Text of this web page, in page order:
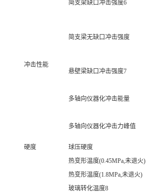
冲击性能
简支梁缺口冲击强度6
简支梁无缺口冲击强度
悬壁梁缺口冲击强度7
多轴向仪器化冲击能量
多轴向仪器化冲击力峰值
硬度
球压硬度
热变形温度(0.45MPa,未退火)
热变形温度(1.8MPa,未退火)
玻璃转化温度8